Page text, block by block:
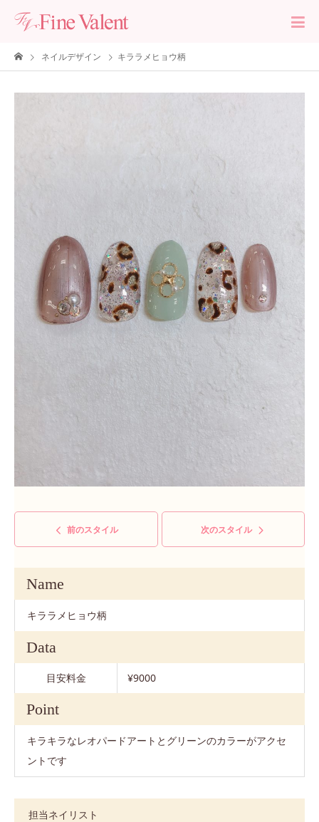
ネイルデザイン キララメヒョウ柄
前のスタイル 次のスタイル
Name
キララメヒョウ柄
Data
目安料金 ¥9000
Point
キラキラなレオパードアートとグリーンのカラーがアクセ
ントです
担当ネイリスト